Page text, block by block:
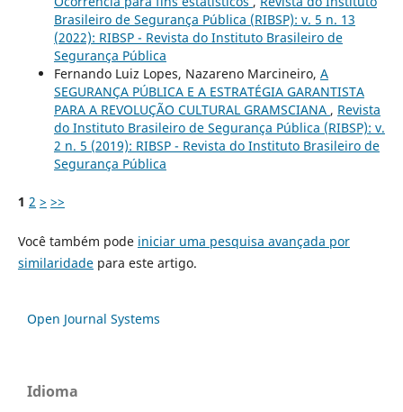
Brasileiro de Segurança Pública (RIBSP): v. 5 n. 13
(2022): RIBSP - Revista do Instituto Brasileiro de
Segurança Pública
Fernando Luiz Lopes, Nazareno Marcineiro, A
SEGURANÇA PÚBLICA E A ESTRATÉGIA GARANTISTA
PARA A REVOLUÇÃO CULTURAL GRAMSCIANA , Revista
do Instituto Brasileiro de Segurança Pública (RIBSP): v.
2 n. 5 (2019): RIBSP - Revista do Instituto Brasileiro de
Segurança Pública
1 2 > >>
Você também pode iniciar uma pesquisa avançada por
similaridadepara este artigo.
Open Journal Systems
Idioma